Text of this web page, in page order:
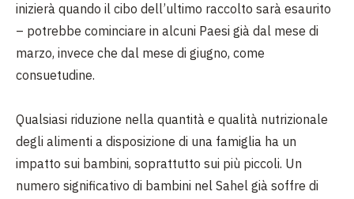
inizierà quando il cibo dell’ultimo raccolto sarà esaurito
– potrebbe cominciare in alcuni Paesi già dal mese di
marzo, invece che dal mese di giugno, come
consuetudine.
Qualsiasi riduzione nella quantità e qualità nutrizionale
degli alimenti a disposizione di una famiglia ha un
impatto sui bambini, soprattutto sui più piccoli. Un
numero significativo di bambini nel Sahel già soffre di